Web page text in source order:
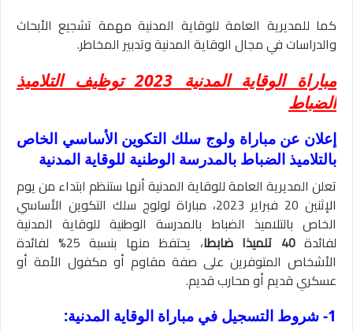
كما للمديرية العامة للوقاية المدنية مهمة تشجيع الأبحاث
والدراسات في مجال الوقاية المدنية وتدبير المخاطر.
مباراة الوقاية المدنية 2023 توظيف التلاميذ
الضباط
إعلان عن مباراة ولوج سلك التكوين الأساسي الخاص
بالتلاميذ الضباط بالمدرسة الوطنية للوقاية المدنية
تعلن المديرية العامة للوقاية المدنية أنها ستنظم ابتداء من يوم
الإثنين 20 فبراير 2023، مباراة لولوج سلك التكوين الأساسي
الخاص بالتلاميذ الضباط بالمدرسة الوطنية للوقاية المدنية
لفائدة40 تلميذا ضابطا
، يحتفظ منها بنسبة 25% لفائدة
الأشخاص المتوفرين على صفة مقاوم أو مكفول الأمة أو
عسكري قديم أو محارب قديم.
1- شروط التسجيل في مباراة الوقاية المدنية: